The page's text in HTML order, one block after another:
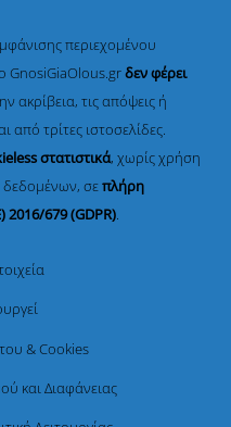
περιεχομένου
GnosiGiaOlous.grδεν φέρει
ακρίβεια, τις απόψεις ή
τρίτες ιστοσελίδες.
στατιστικά, χωρίς χρήση
σεπλήρη
679 (GDPR).
& Cookies
και Διαφάνειας